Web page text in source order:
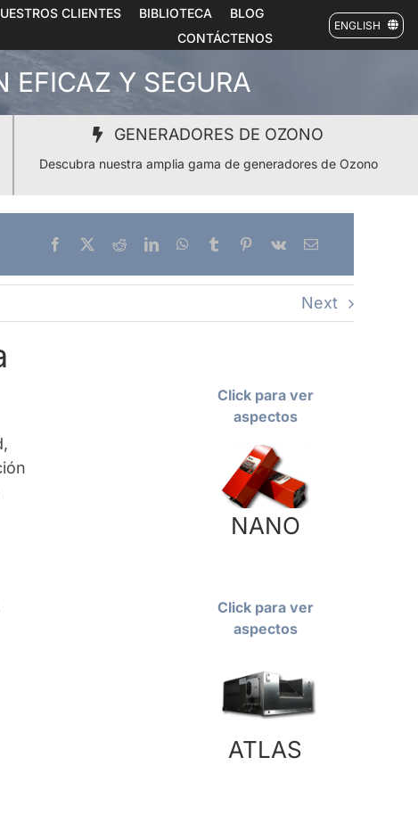
CLIENTES BIBLIOTECA
BLOG
CONTÁCTENOS
ENGLISH
EFICAZ Y SEGURA
GENERADORES DE OZONO
Descubra nuestra amplia gama de generadores de Ozono
Next
Click para ver
aspectos
NANO
Click para ver
aspectos
ATLAS